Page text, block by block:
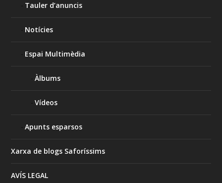
Tauler d’anuncis
Notícies
Espai Multimèdia
Àlbums
Vídeos
Apunts esparsos
Xarxa de blogs Saforíssims
AVÍS LEGAL